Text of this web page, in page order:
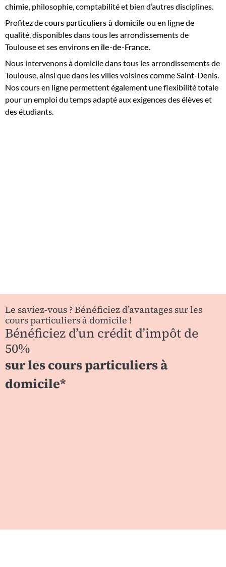
chimie , philosophie, comptabilité et bien d’autres disciplines.
Profitez decours particuliers à domicile ou en ligne de
qualité, disponibles dans tous les arrondissements de
Toulouse et ses environs enîle-de-France
Nous intervenons à domicile dans tous les arrondissements de
Toulouse, ainsi que dans les villes voisines comme Saint-Denis.
Nos cours en ligne permettent également une flexibilité totale
pour un emploi du temps adapté aux exigences des élèves et
des étudiants.
Le saviez-vous ? Bénéficiez d’avantages sur les
cours particuliers à domicile !
Bénéficiez d’un crédit d’impôt de
50%
sur les cours particuliers à
domicile*